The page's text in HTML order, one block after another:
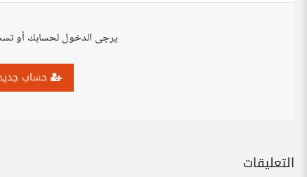
يرجى الدخول لحسابك أو
حساب
التعليقات